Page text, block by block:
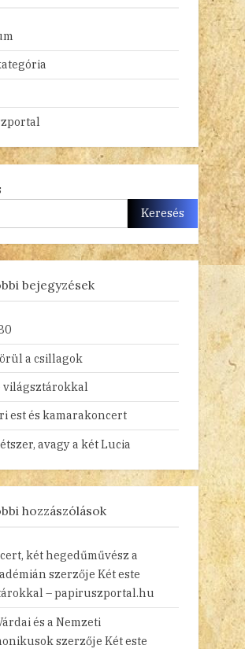
Keresés
bejegyzések
a csillagok
világsztárokkal
est és kamarakoncert
avagy a két Lucia
hozzászólások
két hegedűművész a
szerzője Két este
– papiruszportal.hu
és a Nemzeti
szerzője Két este